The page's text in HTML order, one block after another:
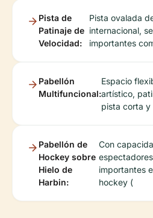
Pista de
Patinaje de
Velocidad:
Pista ovalada
internacional,
importantes
Pabellón
Multifuncional:
Espacio
artístico,
pista corta y
Pabellón de
Hockey sobre
Hielo de
Harbin:
Con
importantes
hockey (